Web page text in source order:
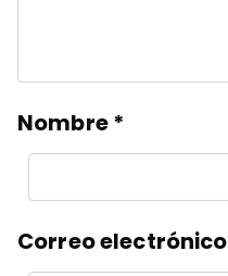
Nombre*
Correo electrónico